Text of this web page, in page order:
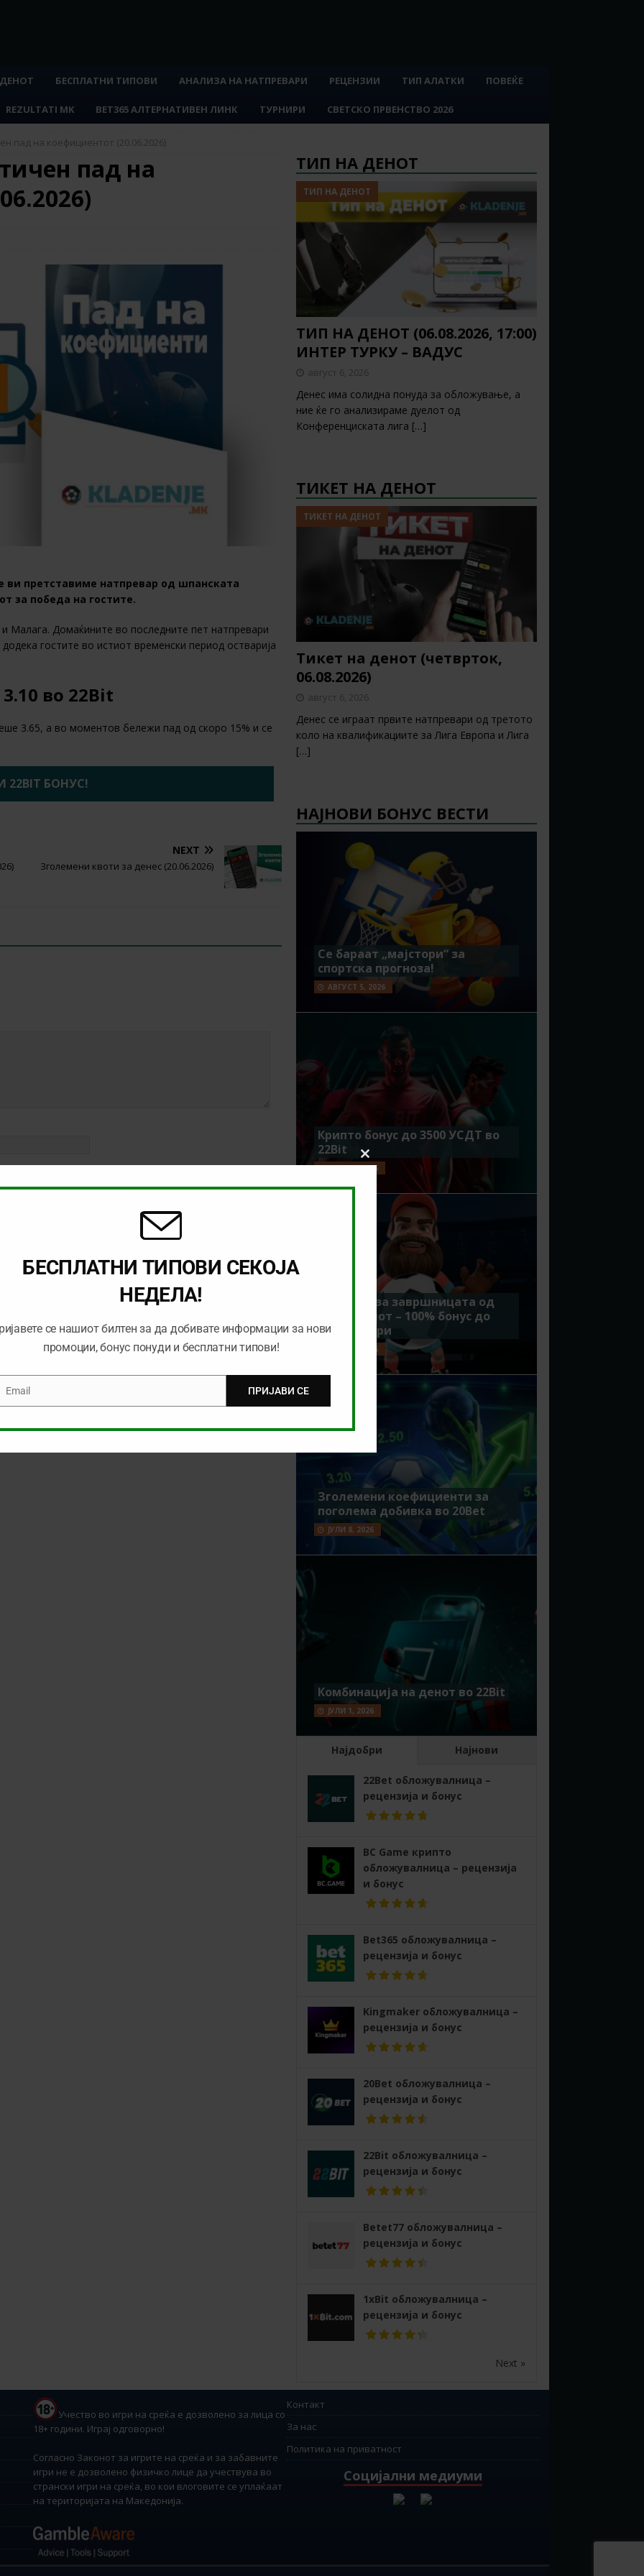
БЕСПЛАТНИ ТИПОВИ АНАЛИЗА НА НАТПРЕВАРИ РЕЦЕНЗИИ ТИП АЛАТКИ ПОВЕЌЕ
REZULTATI MK BET365 АЛТЕРНАТИВЕН ЛИНК ТУРНИРИ СВЕТСКО ПРВЕНСТВО 2026
пад на коефициентот (20.06.2026)
пад на
ви претставиме натпревар од шпанската
за победа на гостите.
Малага. Домаќините во последните пет натпревари
гостите во истиот временски период остварија
во 22Bit
3.65, а во моментов бележи пад од скоро 15% и се
22BIT БОНУС!
NEXT
Зголемени квоти за денес (20.06.2026)
ТИП НА ДЕНОТ
ТИП НА ДЕНОТ
ТИП НА ДЕНОТ (06.08.2026, 17:00)
ИНТЕР ТУРКУ – ВАДУС
август 6, 2026
Денес има солидна понуда за обложување, а
ние ќе го анализираме дуелот од
Конференциската лига […]
ТИКЕТ НА ДЕНОТ
ТИКЕТ НА ДЕНОТ
Тикет на денот (четврток,
06.08.2026)
август 6, 2026
Денес се играат првите натпревари од третото
коло на квалификациите за Лига Европа и Лига
[…]
НАЈНОВИ БОНУС ВЕСТИ
Се бараат „мајстори“ за
спортска прогноза!
АВГУСТ 5, 2026
Крипто бонус до 3500 УСДТ во
22Bit
ЈУЛИ 29, 2026
Идеално за завршницата од
Мундијалот – 100% бонус до
7500 денари
ЈУЛИ 15, 2026
Зголемени коефициенти за
поголема добивка во 20Bet
ЈУЛИ 8, 2026
Комбинација на денот во 22Bit
ЈУЛИ 1, 2026
Најдобри Најнови
22Bet обложувалница –
рецензија и бонус
BC Game крипто
обложувалница – рецензија
и бонус
Bet365 обложувалница –
рецензија и бонус
Kingmaker обложувалница –
рецензија и бонус
20Bet обложувалница –
рецензија и бонус
22Bit обложувалница –
рецензија и бонус
Betet77 обложувалница –
рецензија и бонус
1xBit обложувалница –
рецензија и бонус
Next »
Учество во игри на среќа е дозволено за лица со
18+ години. Играј одговорно!
Согласно Законот за игрите на среќа и за забавните
игри не е дозволено физичко лице да учествува во
странски игри на среќа, во кои влоговите се уплаќаат
на територијата на Македонија.
Контакт
За нас
Политика на приватност
Социјални медиуми
Close
this
БЕСПЛАТНИ ТИПОВИ СЕКОЈА
НЕДЕЛА!
се нашиот билтен за да добивате информации за нови
промоции, бонус понуди и бесплатни типови!
Email ПРИЈАВИ СЕ